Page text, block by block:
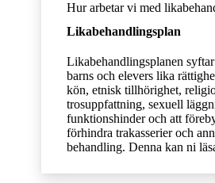
Hur arbetar vi med
Likabehandlingsplan
Likabehandlingsplanen
barns och elevers lika
kön, etnisk tillhörighet,
trosuppfattning, sexuell
funktionshinder och att
förhindra trakasserier och
behandling. Denna kan ni